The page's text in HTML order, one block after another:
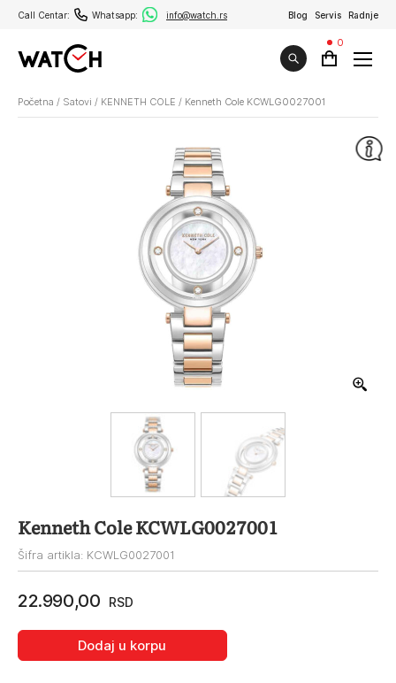
Call Centar: Whatsapp: info@watch.rs Blog Servis Radnje
0
Početna / Satovi / KENNETH COLE / Kenneth Cole KCWLG0027001
Kenneth Cole KCWLG0027001
Šifra artikla: KCWLG0027001
22.990,00 RSD
Dodaj u korpu